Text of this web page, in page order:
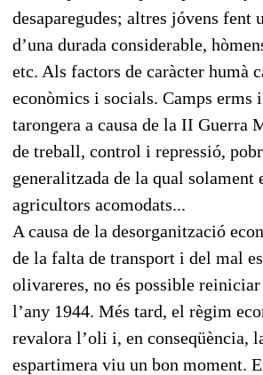
desaparegudes; altres jóvens
d’una durada considerable,
etc. Als factors de caràcter humà
econòmics i socials. Camps erms
tarongera a causa de la II Guerra
de treball, control i repressió,
generalitzada de la qual solament
agricultors acomodats...
A causa de la desorganització
de la falta de transport i del mal
olivareres, no és possible
l’any 1944. Més tard, el règim
revalora l’oli i, en conseqüència,
espartimera viu un bon moment.